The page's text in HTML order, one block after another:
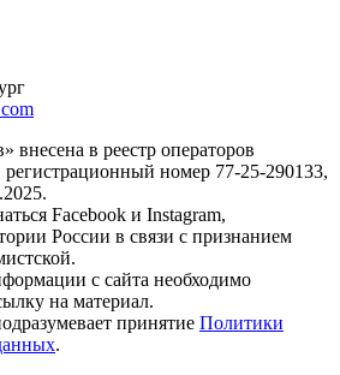
в реестр операторов
номер 77-25-290133,
Facebook и Instagram,
России в связи с признанием
с сайта необходимо
на материал.
принятие Политики
.